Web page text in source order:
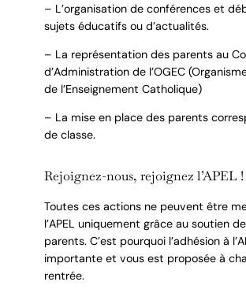
– L’organisation de conférences et
sujets éducatifs ou d’actualités.
– La représentation des parents au
d’Administration de l’OGEC
de l’Enseignement Catholique)
– La mise en place des parents
de classe.
Rejoignez-nous, rejoignez l’APEL !
Toutes ces actions ne peuvent être
l’APEL uniquement grâce au soutien
parents. C’est pourquoi l’adhésion à
importante et vous est proposée à
rentrée.